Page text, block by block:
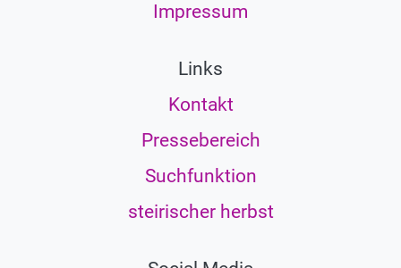
Impressum
Links
Kontakt
Pressebereich
Suchfunktion
steirischer herbst